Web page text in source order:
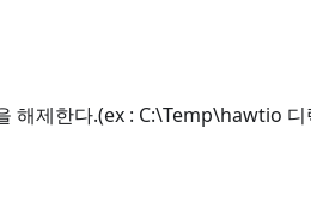
해제한다.(ex : C:\Temp\hawtio 디